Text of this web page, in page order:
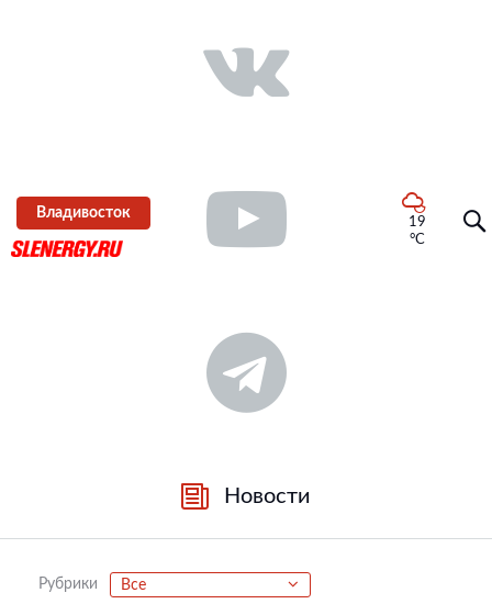
Владивосток
19
°C
Новости
Рубрики Все